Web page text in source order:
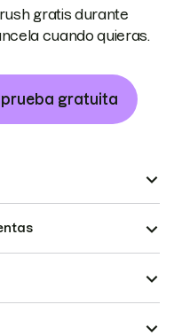
gratis durante
cuando quieras.
prueba gratuita